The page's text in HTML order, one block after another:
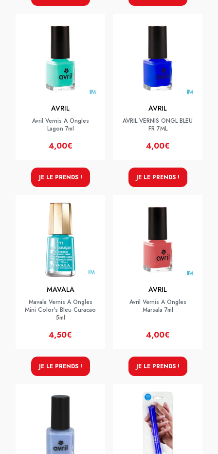
AVRIL
Avril Vernis A Ongles
Lagon 7ml
4,00€
JE LE PRENDS !
AVRIL
AVRIL VERNIS ONGL BLEU
FR 7ML
4,00€
JE LE PRENDS !
MAVALA
Mavala Vernis A Ongles
Mini Color's Bleu Curacao
5ml
4,50€
JE LE PRENDS !
AVRIL
Avril Vernis A Ongles
Marsala 7ml
4,00€
JE LE PRENDS !